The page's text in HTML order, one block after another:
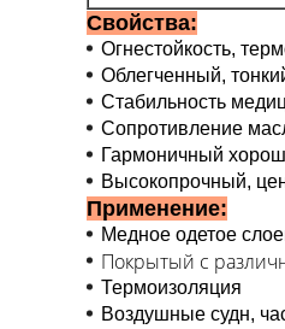
Свойства:
Огнестойкость,
Облегченный,
Стабильность
Сопротивление
Гармоничный
Высокопрочный,
Применение:
Медное одетое
Покрытый с
Термоизоляция
Воздушные судн,